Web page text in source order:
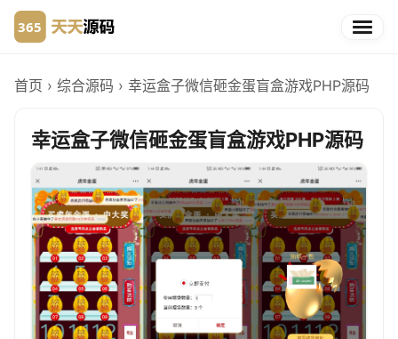
首页 › 综合源码 › 幸运盒子微信砸金蛋盲盒游戏PHP源码
幸运盒子微信砸金蛋盲盒游戏PHP源码